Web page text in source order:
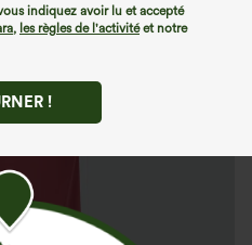
indiquez avoir lu et accepté
, les règles de l'activitéet notre
!